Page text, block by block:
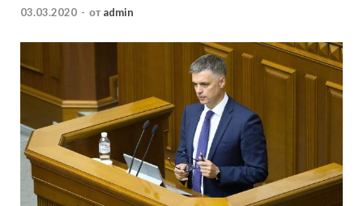
03.03.2020 - от admin